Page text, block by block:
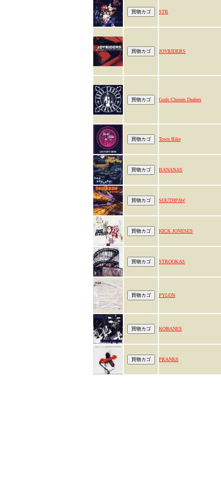
STR
JOYRIDERS
Gods Chosen Dealers
Town Bike
BANANAS
SOUTHPAW
KICK JONESES
STROOKAS
PYLON
KOBANES
PRANKS